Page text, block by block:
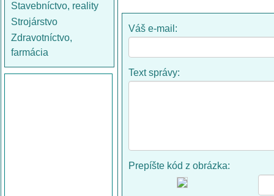
Stavebníctvo, reality
Strojárstvo
Zdravotníctvo,
farmácia
Váš e-mail:
Text správy:
Prepíšte kód z obrázka: